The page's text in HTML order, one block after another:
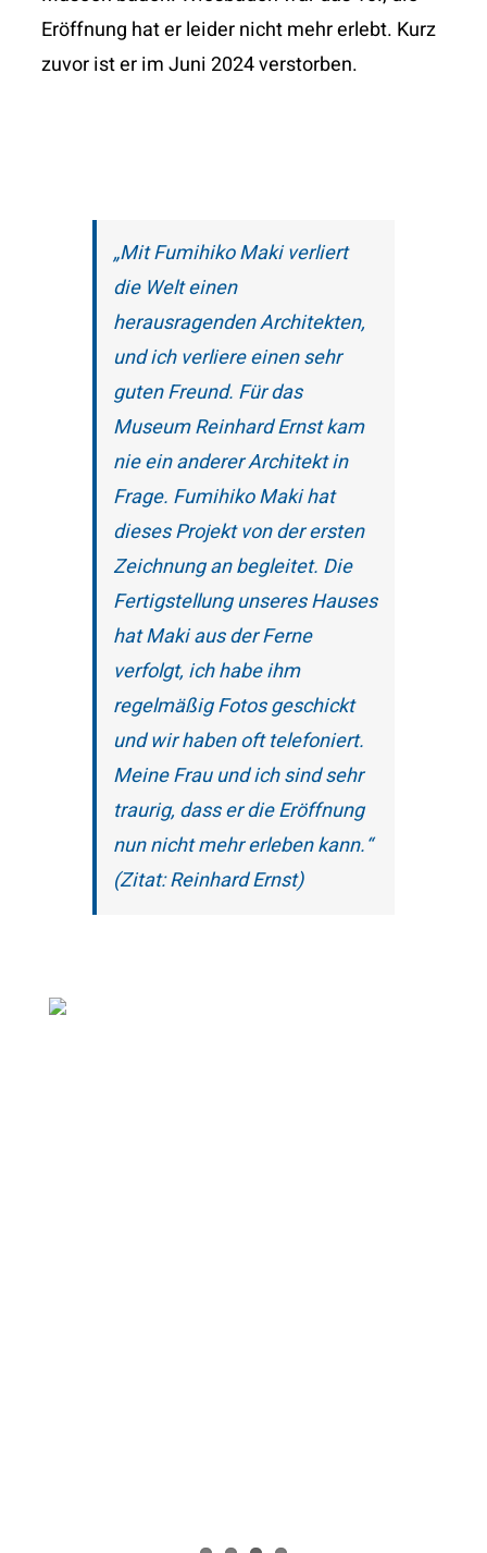
Eröffnung hat er leider nicht mehr erlebt. Kurz
zuvor ist er im Juni 2024 verstorben.
„Mit Fumihiko Maki verliert
die Welt einen
herausragenden Architekten,
und ich verliere einen sehr
guten Freund. Für das
Museum Reinhard Ernst kam
nie ein anderer Architekt in
Frage. Fumihiko Maki hat
dieses Projekt von der ersten
Zeichnung an begleitet. Die
Fertigstellung unseres Hauses
hat Maki aus der Ferne
verfolgt, ich habe ihm
regelmäßig Fotos geschickt
und wir haben oft telefoniert.
Meine Frau und ich sind sehr
traurig, dass er die Eröffnung
nun nicht mehr erleben kann.“
(Zitat: Reinhard Ernst)